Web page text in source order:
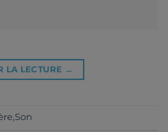
LA LECTURE →
,Son